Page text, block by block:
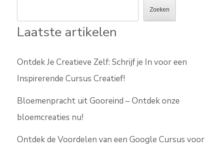
Zoeken
Laatste artikelen
Ontdek Je Creatieve Zelf: Schrijf je In voor een
Inspirerende Cursus Creatief!
Bloemenpracht uit Gooreind – Ontdek onze
bloemcreaties nu!
Ontdek de Voordelen van een Google Cursus voor